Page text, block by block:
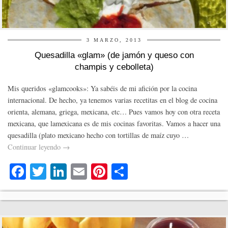
3 MARZO, 2013
Quesadilla «glam» (de jamón y queso con
champis y cebolleta)
Mis queridos «glamcooks»: Ya sabéis de mi afición por la cocina
internacional. De hecho, ya tenemos varias recetitas en el blog de cocina
orienta, alemana, griega, mexicana, etc… Pues vamos hoy con otra receta
mexicana, que lamexicana es de mis cocinas favoritas. Vamos a hacer una
quesadilla (plato mexicano hecho con tortillas de maíz cuyo …
Continuar leyendo →
Fa
ce
bo
ok
T
wi
tte
r
Li
nk
ed
In
E
m
ail
Pi
nt
er
es
o
m
pa